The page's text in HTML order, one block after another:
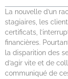
La nouvelle d’un
stagiaires, les
certificats,
financières.
la disparition des
d’agir vite et de
communiqué de